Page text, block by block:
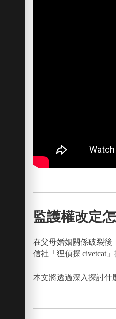
監護權改定
在父母婚姻關係破裂後
信社「狸偵探 civetcat
本文將透過深入探討什